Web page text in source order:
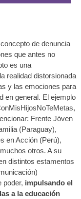
de denuncia
que antes no
es una
realidad distorsionada
y las emociones para
en general. El ejemplo
Frente Jóven
(Paraguay),
en Acción (Perú),
otros. A su
distintos estamentos
poder, impulsando el
a la educación